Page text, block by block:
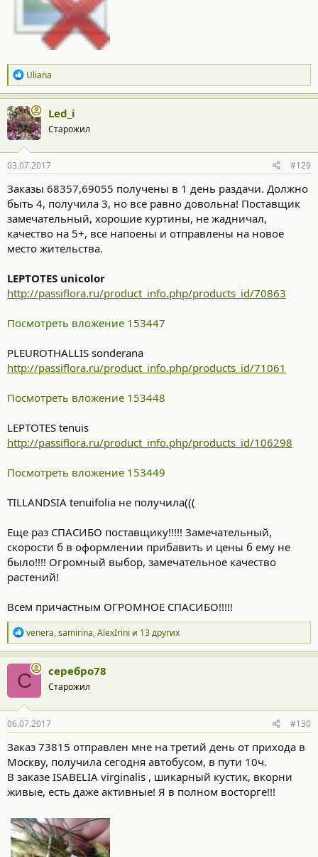
Р
е
а
к
ц
и
и
:
Uliana
Led_i
Старожил
03.07.2017 #129
Заказы 68357,69055 получены в 1 день раздачи. Должно
быть 4, получила 3, но все равно довольна! Поставщик
замечательный, хорошие куртины, не жадничал,
качество на 5+, все напоены и отправлены на новое
место жительства.
LEPTOTES unicolor
http://passiflora.ru/product_info.php/products_id/70863
Посмотреть вложение 153447
PLEUROTHALLIS sonderana
http://passiflora.ru/product_info.php/products_id/71061
Посмотреть вложение 153448
LEPTOTES tenuis
http://passiflora.ru/product_info.php/products_id/106298
Посмотреть вложение 153449
TILLANDSIA tenuifolia не получила(((
Еще раз СПАСИБО поставщику!!!!! Замечательный,
скорости б в оформлении прибавить и цены б ему не
было!!!! Огромный выбор, замечательное качество
растений!
Всем причастным ОГРОМНОЕ СПАСИБО!!!!!
Р
е
а
к
ц
и
и
:
venera,samirina,AlexIrini и 13 других
С серебро78
Старожил
06.07.2017 #130
Заказ 73815 отправлен мне на третий день от прихода в
Москву, получила сегодня автобусом, в пути 10ч.
В заказе ISABELIA virginalis , шикарный кустик, вкорни
живые, есть даже активные! Я в полном восторге!!!